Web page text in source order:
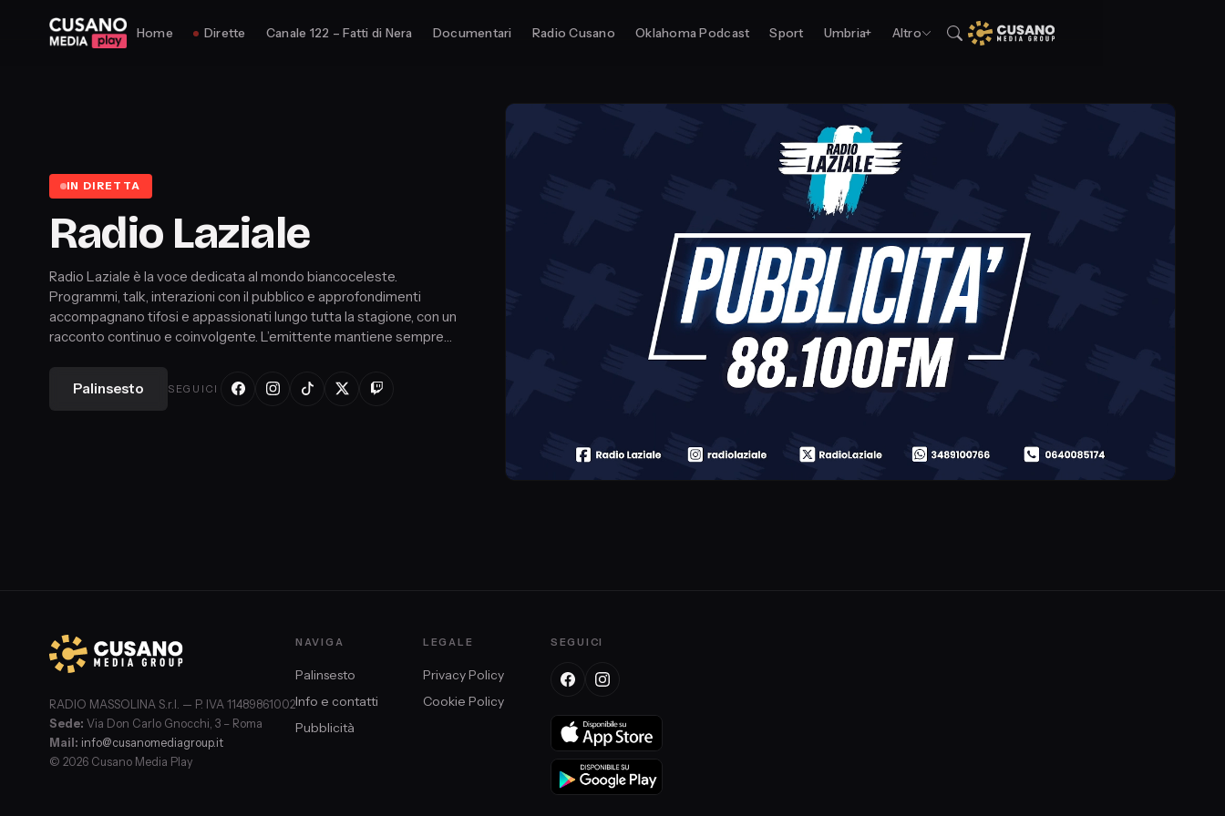
Home Dirette Canale 122 – Fatti di Nera Documentari Radio Cusano Oklahoma Podcast Sport Umbria+ Altro
IN DIRETTA
Radio Laziale
Radio Laziale è la voce dedicata al mondo biancoceleste.
Programmi, talk, interazioni con il pubblico e approfondimenti
accompagnano tifosi e appassionati lungo tutta la stagione, con un
racconto continuo e coinvolgente. L’emittente mantiene sempre
Palinsesto
SEGUICI
RADIO MASSOLINA S.r.l. — P. IVA 11489861002
Sede: Via Don Carlo Gnocchi, 3 – Roma
Mail: info@cusanomediagroup.it
© 2026 Cusano Media Play
NAVIGA
Palinsesto
Info e contatti
Pubblicità
LEGALE
Privacy Policy
Cookie Policy
SEGUICI